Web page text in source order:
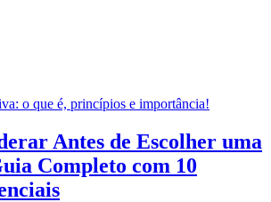
Antes de Escolher uma
Completo com 10